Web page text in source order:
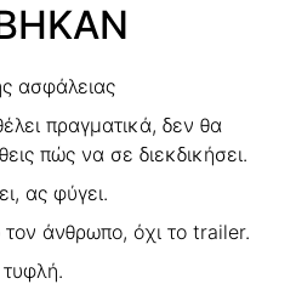
ασφάλειας
πραγματικά, δεν θα
πώς να σε διεκδικήσει.
ας φύγει.
άνθρωπο, όχι το trailer.